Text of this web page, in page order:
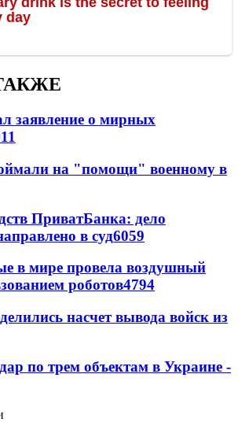
заявление о мирных
на "помощи" военному в
ПриватБанка: дело
в суд6059
в мире провела воздушный
роботов4794
насчет вывода войск из
по трем объектам в Украине -